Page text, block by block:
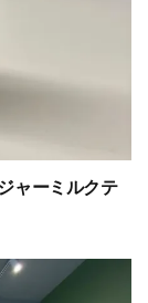
ャーミルクテ